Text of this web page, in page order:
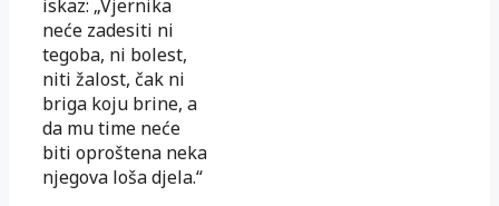
iskaz: „Vjernika
neće zadesiti ni
tegoba, ni bolest,
niti žalost, čak ni
briga koju brine, a
da mu time neće
biti oproštena neka
njegova loša djela.“